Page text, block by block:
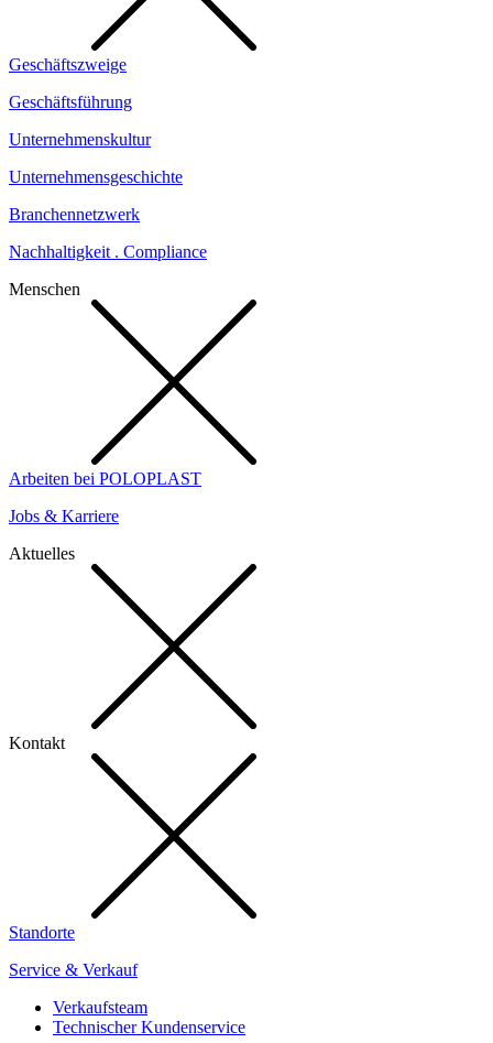
Geschäftszweige
Geschäftsführung
Unternehmenskultur
Unternehmensgeschichte
Branchennetzwerk
Nachhaltigkeit . Compliance
Menschen
Arbeiten bei POLOPLAST
Jobs & Karriere
Aktuelles
Kontakt
Standorte
Service & Verkauf
Verkaufsteam
Technischer Kundenservice